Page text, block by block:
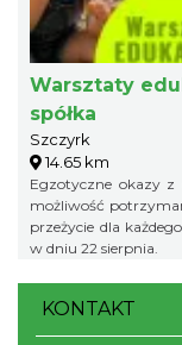
Warsztaty
spółka
Szczyrk
14.65 km
Egzotyczne okazy
możliwość
przeżycie dla
w dniu 22 sierpnia.
KONTAKT